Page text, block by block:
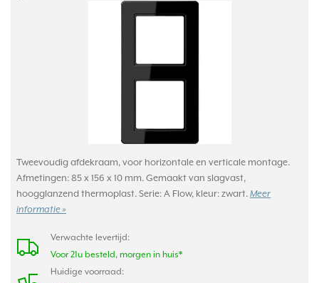
Tweevoudig afdekraam, voor horizontale en verticale montage.
Afmetingen: 85 x 156 x 10 mm. Gemaakt van slagvast,
hoogglanzend thermoplast. Serie: A Flow, kleur: zwart. Meer
informatie »
Verwachte levertijd:
Voor 21u besteld, morgen in huis*
Huidige voorraad: